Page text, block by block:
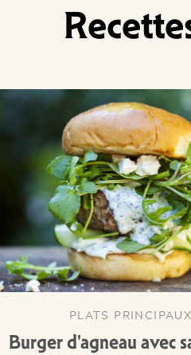
PLATS PRINCIPAUX
Burger d'agneau avec